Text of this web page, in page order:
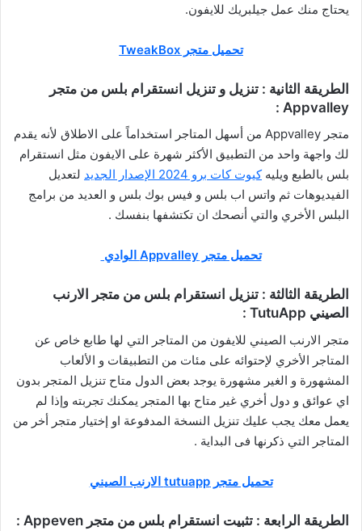
يحتاج منك عمل جيلبريك للايفون.
تحميل متجر TweakBox
الطريقة الثانية : تنزيل و تنزيل انستقرام بلس من متجر
Appvalley :
متجر Appvalley من أسهل المتاجر استخداماً على الاطلاق لأنه يقدم
لك واجهة واحد من التطبيق الأكثر شهرة على الايفون مثل انستقرام
بلس بالطبع ويليهكيوت كات برو 2024 الإصدار الجديد
لتعديل
الفيديوهات ثم واتس اب بلس و فيس بوك بلس و العديد من برامج
البلس الأخري والتي أنصحك ان تكتشفها بنفسك .
تحميل متجر Appvalley الوادي
الطريقة الثالثة : تنزيل انستقرام بلس من متجر الارنب
الصيني TutuApp :
متجر الارنب الصيني للايفون من المتاجر التي لها طابع خاص عن
المتاجر الأخري لإحتوائه على مئات من التطبيقات و الألعاب
المشهورة و الغير مشهورة يوجد بعض الدول متاح تنزيل المتجر بدون
اي عوائق و دول أخري غير متاح بها المتجر يمكنك تجربته وإذا لم
يعمل معك يجب عليك تنزيل النسخة المدفوعة او إختيار متجر أخر من
المتاجر التي ذكرنها فى البداية .
تحميل متجر tutuapp الارنب الصيني
الطريقة الرابعة : تثبيت انستقرام بلس من متجر Appeven :